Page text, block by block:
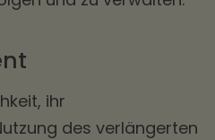
ihr
des verlängerten